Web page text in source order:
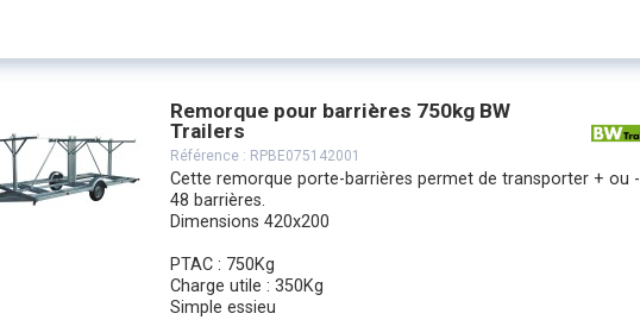
Remorque pour barrières 750kg BW
Trailers
Référence : RPBE075142001
Cette remorque porte-barrières permet de transporter + ou -
48 barrières.
Dimensions 420x200
PTAC : 750Kg
Charge utile : 350Kg
Simple essieu